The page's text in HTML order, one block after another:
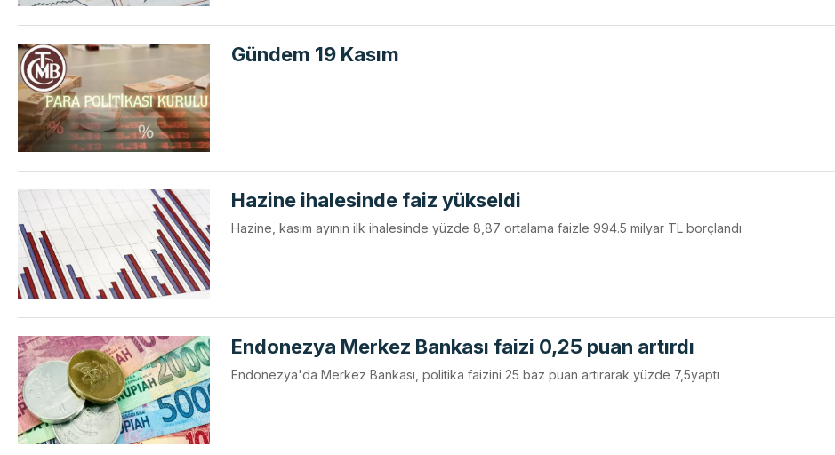
Gündem 19 Kasım
Hazine ihalesinde faiz yükseldi
Hazine, kasım ayının ilk ihalesinde yüzde 8,87 ortalama faizle 994.5 milyar TL borçlandı
Endonezya Merkez Bankası faizi 0,25 puan artırdı
Endonezya'da Merkez Bankası, politika faizini 25 baz puan artırarak yüzde 7,5yaptı